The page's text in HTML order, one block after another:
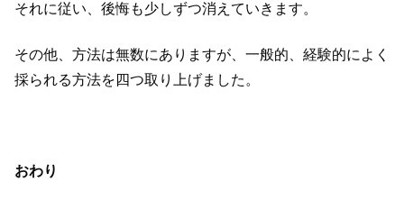
それに従い、後悔も少しずつ消えていきます。
その他、方法は無数にありますが、一般的、経験的によく
採られる方法を四つ取り上げました。
おわり